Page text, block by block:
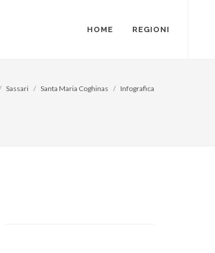
HOME REGIONI
Sassari Santa Maria Coghinas Infografica